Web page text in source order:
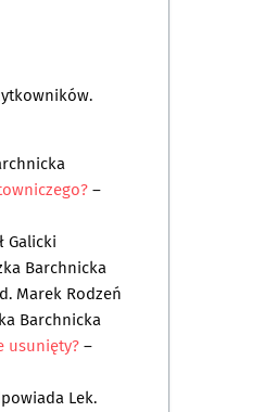
–
Galicki
Barchnicka
Marek Rodzeń
Barchnicka
usunięty?–
Lek.